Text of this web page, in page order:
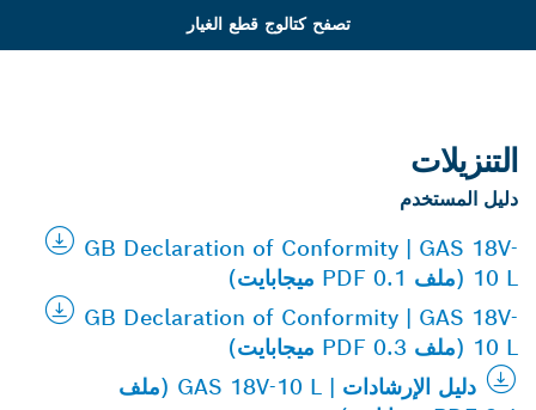
تصفح كتالوج قطع الغيار
التنزيلات
دليل المستخدم
GB Declaration of Conformity | GAS 18V-
10 L (ملف PDF 0.1 ميجابايت)
GB Declaration of Conformity | GAS 18V-
10 L (ملف PDF 0.3 ميجابايت)
دليل الإرشادات | GAS 18V-10 L (ملف